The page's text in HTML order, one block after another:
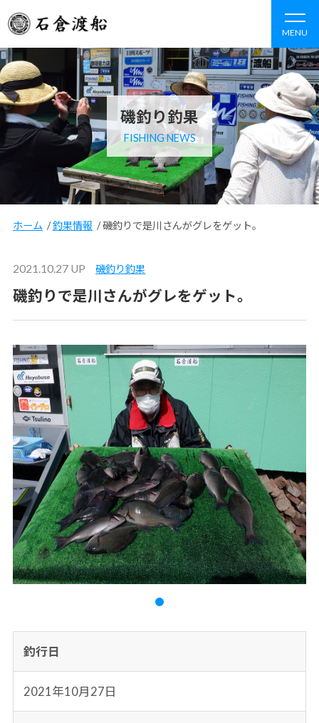
MENU
磯釣り釣果
FISHING NEWS
ホーム /釣果情報 /磯釣りで是川さんがグレをゲット。
2021.10.27 UP 磯釣り釣果
磯釣りで是川さんがグレをゲット。
釣行日
2021年10月27日